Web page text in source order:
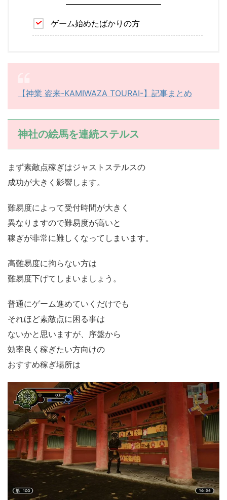
ゲーム始めたばかりの方
【神業 盗来-KAMIWAZA TOURAI-】記事まとめ
神社の絵馬を連続ステルス
まず素敵点稼ぎはジャストステルスの
成功が大きく影響します。
難易度によって受付時間が大きく
異なりますので難易度が高いと
稼ぎが非常に難しくなってしまいます。
高難易度に拘らない方は
難易度下げてしまいましょう。
普通にゲーム進めていくだけでも
それほど素敵点に困る事は
ないかと思いますが、序盤から
効率良く稼ぎたい方向けの
おすすめ稼ぎ場所は